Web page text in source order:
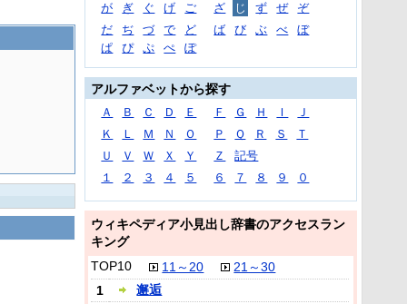
が
ぎ ぐ げ ご ざ じ ず ぜ
ぞ
だ
ぢ づ で ど ば び ぶ べ
ぼ
ぱ
ぴ ぷ ぺ ぽ
アルファベットから探す
Ａ Ｂ Ｃ Ｄ Ｅ Ｆ Ｇ Ｈ Ｉ
Ｊ
Ｋ
Ｌ Ｍ Ｎ Ｏ Ｐ Ｑ Ｒ Ｓ
Ｔ
Ｕ
Ｖ Ｗ Ｘ Ｙ Ｚ
記号
１
２ ３ ４ ５ ６ ７ ８ ９ ０
ウィキペディア小見出し辞書のアクセスラン
キング
TOP10
11～20
21～30
1
邂逅